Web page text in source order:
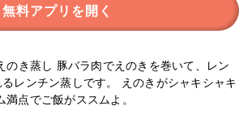
無料アプリを開く
のき蒸し 豚バラ肉でえのきを巻いて、レン
レンチン蒸しです。 えのきがシャキシャキ
点でご飯がススムよ。